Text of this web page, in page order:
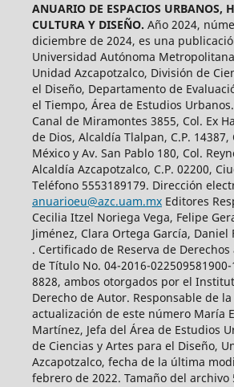
ANUARIO DE ESPACIOS URBANOS,
CULTURA Y DISEÑO. Año 2024,
diciembre de 2024, es una
Universidad Autónoma
Unidad Azcapotzalco, División de
el Diseño, Departamento de
el Tiempo, Área de Estudios
Canal de Miramontes 3855, Col. Ex
de Dios, Alcaldía Tlalpan, C.P.
México y Av. San Pablo 180, Col.
Alcaldía Azcapotzalco, C.P. 02200,
Teléfono 5553189179. Dirección
anuarioeu@azc.uam.mxEditores
Cecilia Itzel Noriega Vega, Felipe
Jiménez, Clara Ortega García,
. Certificado de Reserva de Derechos
de Título No. 04-2016-022509581900-
8828, ambos otorgados por el
Derecho de Autor. Responsable de
actualización de este número María
Martínez, Jefa del Área de Estudios
de Ciencias y Artes para el Diseño,
Azcapotzalco, fecha de la última
febrero de 2022. Tamaño del archivo